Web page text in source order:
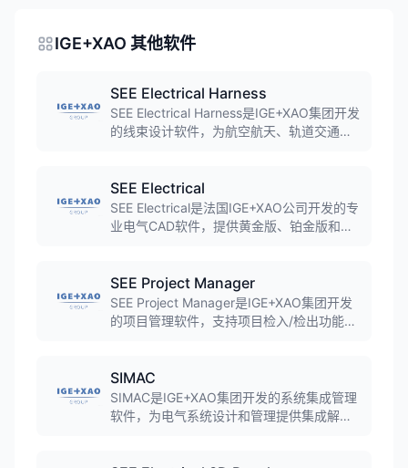
IGE+XAO 其他软件
SEE Electrical Harness
SEE Electrical Harness是IGE+XAO集团开发
的线束设计软件，为航空航天、轨道交通、
SEE Electrical
SEE Electrical是法国IGE+XAO公司开发的专
业电气CAD软件，提供黄金版、铂金版和钻
装备制造、汽车、航空航天等行业。
SEE Project Manager
SEE Project Manager是IGE+XAO集团开发
的项目管理软件，支持项目检入/检出功能、
SIMAC
SIMAC是IGE+XAO集团开发的系统集成管理
软件，为电气系统设计和管理提供集成解决